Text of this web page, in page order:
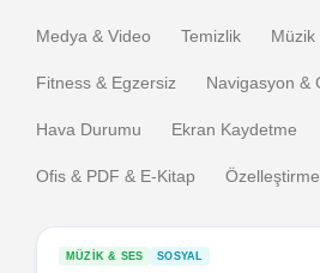
Medya & Video Temizlik Müzik
Fitness & Egzersiz Navigasyon &
Hava Durumu Ekran Kaydetme
Ofis & PDF & E-Kitap Özelleştirme
MÜZIK & SES SOSYAL